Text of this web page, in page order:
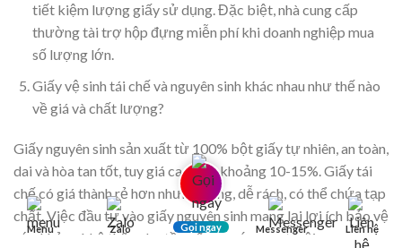
tiết kiệm lượng giấy sử dụng. Đặc biệt, nhà cung cấp
thường tài trợ hộp đựng miễn phí khi doanh nghiệp mua
số lượng lớn.
Giấy vệ sinh tái chế và nguyên sinh khác nhau như thế nào
về giá và chất lượng?
Giấy nguyên sinh sản xuất từ 100% bột giấy tự nhiên, an toàn,
dai và hòa tan tốt, tuy giá cao hơn khoảng 10-15%. Giấy tái
chế có giá thành rẻ hơn nhưng cứng, dễ rách, có thể chứa tạp
chất. Việc đầu tư vào giấy nguyên sinh mang lại lợi ích bảo vệ
sức khỏe và hệ thống hạ tầng ống nước vượt trội.
Menu Zalo Gọi ngay Messenger Liên hệ